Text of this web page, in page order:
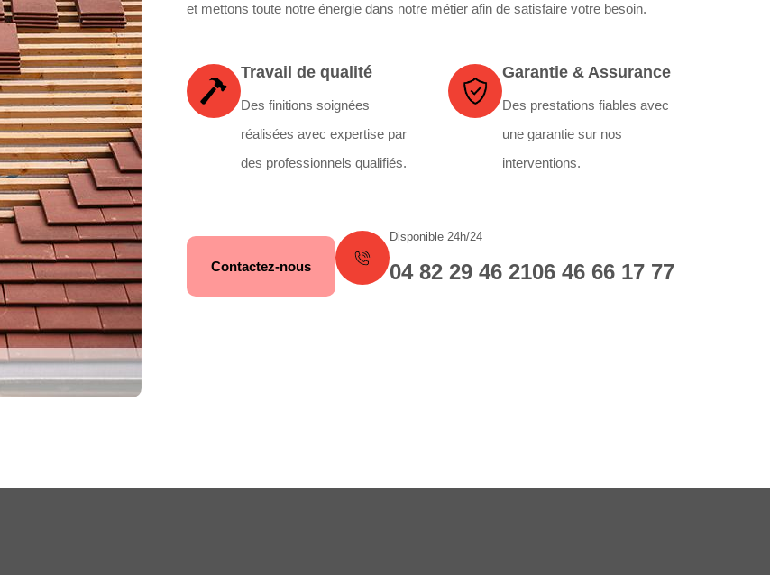
et mettons toute notre énergie dans notre métier afin de satisfaire votre besoin.
Travail de qualité
Des finitions soignées
réalisées avec expertise par
des professionnels qualifiés.
Garantie & Assurance
Des prestations fiables avec
une garantie sur nos
interventions.
Contactez-nous
Disponible 24h/24
04 82 29 46 2106 46 66 17 77